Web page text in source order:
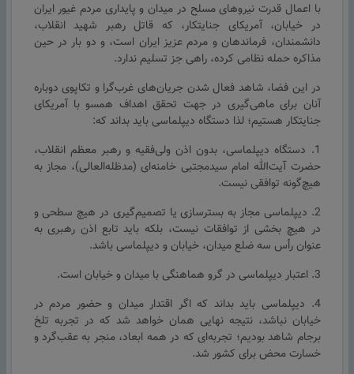
با اعمال قدرت نیروهای مسلح در میدان و پایداری مردم غیور ایران
در خیابان، آمریکای جنایتکار، که قاتل رهبر شهید انقلاب،
دانشمندان، فرماندهان و مردم عزیز ایران است، و دو بار در حین
مذاکره حمله نظامی کرده، راهی جز تسلیم ندارد.
در این فضا، شاهد فعال شدن جریان‌های غرب‌گرا و تکاپوی دوباره
آنان برای ماهی‌گیری در جهت تحقق اهداف همسو با آمریکای
جنایتکار هستیم؛ لذا دستگاه دیپلماسی باید بداند که:
1. دستگاه دیپلماسی، بدون اذن ولی‌فقیه و رهبر معظم انقلاب،
حضرت آیت‌الله امام سیدمجتبی خامنه‌ای (مدظله‌العالی)، مجاز به
هیچ‌گونه توافقی نیست.
2. دیپلماسی مجاز به بسترسازی یا تصمیم‌گیری در هیچ سطحی و
در هیچ بخشی از توافقات نیست، بلکه باید تابع اذن رهبری به
عنوان رأس سه ضلع میدان، خیابان و دیپلماسی باشد.
3. اعتبار دیپلماسی در گرو هماهنگی با میدان و خیابان است.
4. دیپلماسی باید بداند که اگر اقتدار میدان و حضور مردم در
خیابان نباشد، نتیجه نهایی همان خواهد شد که در تجربه تلخ
برجام شاهد بودیم؛ تجربه‌ای که در همه ابعاد، منجر به عقب‌گرد و
خسارت محض برای کشور شد.